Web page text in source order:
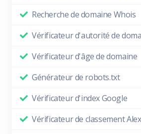
Recherche de domaine Whois
Vérificateur d'autorité de
Vérificateur d'âge de domaine
Générateur de robots.txt
Vérificateur d'index Google
Vérificateur de classement